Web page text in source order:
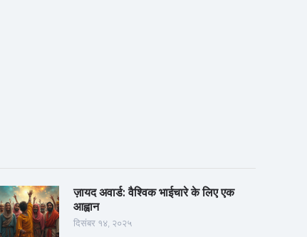
ज़ायद अवार्ड: वैश्विक भाईचारे के लिए एक
आह्वान
दिसंबर १४, २०२५